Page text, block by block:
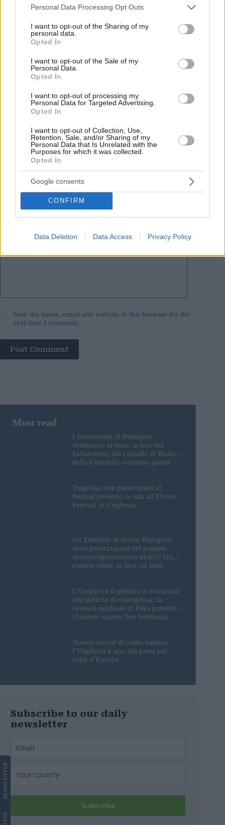
Please note that this website/app uses one or more Google
not limited to your visit or usage behaviour. You may click to
grant or deny consent to Google and its third-party tags to
use your data for below specified purposes in below Google
consent section.
Personal Data Processing Opt Outs
I want to opt-out of the Sharing of my
personal data.
Opted In
I want to opt-out of the Sale of my
Personal Data.
Opted In
I want to opt-out of processing my
Personal Data for Targeted Advertising.
Opted In
I want to opt-out of Collection, Use,
Retention, Sale, and/or Sharing of my
Personal Data that Is Unrelated with the
Purposes for which it was collected.
Opted In
Google consents
CONFIRM
Data Deletion Data Access Privacy Policy
Se vi siete persi:
‘aeroporto ungherese sospende le operazionia causa della
manutenzione preventiva, Emirates aumenta la frequenza dei
aeroporto di budapest #categoria flash news
categoria viaggi
Your email address will not be published. Required fields are marked*
*
*
Save my name, email and website in this browser for the
next time I comment.
Post Comment
I monumenti di Budapest
resteranno al buio: le luci del
Parlamento, del Castello di Buda e
della Cittadella verranno spente
Tragedia: due partecipanti al
festival perdono la vita all’Ozora
Festival in Ungheria
Un Danubio in secca: Budapest
deve preoccuparsi del proprio
approvvigionamento idrico? Un
esperto mette in luce un fatto
L’Ungheria si prepara a restrizioni
energetiche di emergenza; la
centrale nucleare di Paks potrebbe
chiudere questo fine settimana
Nuovo record di caldo battuto:
l’Ungheria è uno dei paesi più
caldi d’Europa
Subscribe to our daily
newsletter
Subscribe
US
NEWS
LETTER